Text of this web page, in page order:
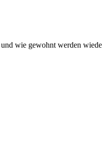
wie gewohnt werden